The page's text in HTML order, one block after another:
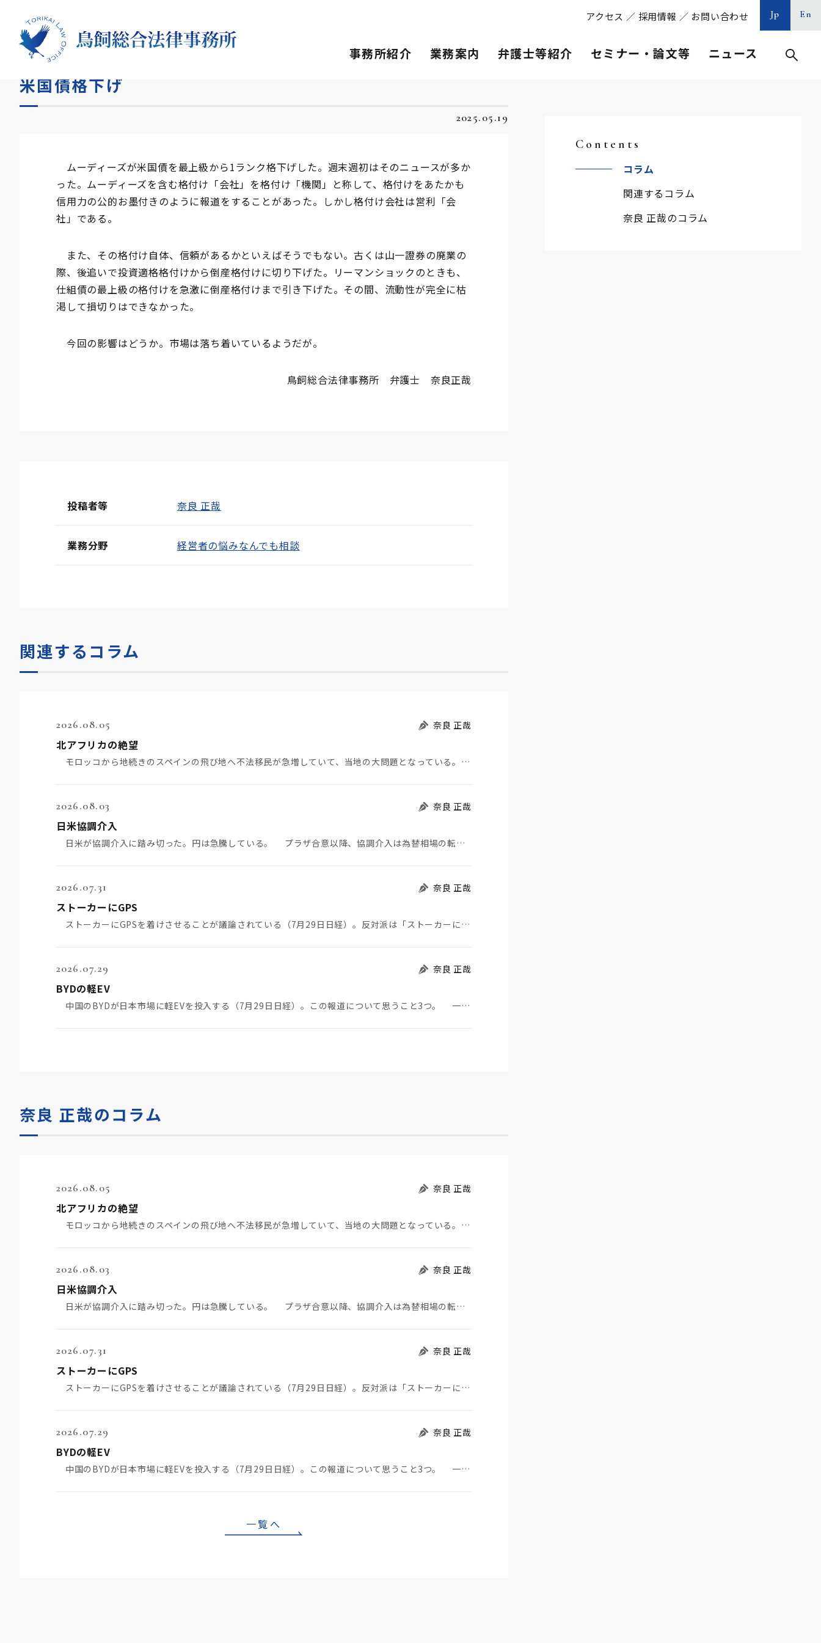
アクセス ／ 採用情報 ／ お問い合わせ Jp En
事務所紹介 業務案内 弁護士等紹介 セミナー・論文等 ニュース
HOME
米国債格下げ
2025.05.19
ムーディーズが米国債を最上級から1ランク格下げした。週末週初はそのニュースが多か
った。ムーディーズを含む格付け「会社」を格付け「機関」と称して、格付けをあたかも
信用力の公的お墨付きのように報道をすることがあった。しかし格付け会社は営利「会
社」である。
また、その格付け自体、信頼があるかといえばそうでもない。古くは山一證券の廃業の
際、後追いで投資適格格付けから倒産格付けに切り下げた。リーマンショックのときも、
仕組債の最上級の格付けを急激に倒産格付けまで引き下げた。その間、流動性が完全に枯
渇して損切りはできなかった。
今回の影響はどうか。市場は落ち着いているようだが。
鳥飼総合法律事務所 弁護士 奈良正哉
投稿者等 奈良 正哉
業務分野 経営者の悩みなんでも相談
関連するコラム
2026.08.05 奈良 正哉
北アフリカの絶望
モロッコから地続きのスペインの飛び地へ不法移民が急増していて、当地の大問題となっている。「海を泳い…
2026.08.03 奈良 正哉
日米協調介入
日米が協調介入に踏み切った。円は急騰している。 プラザ合意以降、協調介入は為替相場の転機になって…
2026.07.31 奈良 正哉
ストーカーにGPS
ストーカーにGPSを着けさせることが議論されている（7月29日日経）。反対派は「ストーカーにも人権…
2026.07.29 奈良 正哉
BYDの軽EV
中国のBYDが日本市場に軽EVを投入する（7月29日日経）。この報道について思うこと3つ。 一つ…
奈良 正哉のコラム
2026.08.05 奈良 正哉
北アフリカの絶望
モロッコから地続きのスペインの飛び地へ不法移民が急増していて、当地の大問題となっている。「海を泳い…
2026.08.03 奈良 正哉
日米協調介入
日米が協調介入に踏み切った。円は急騰している。 プラザ合意以降、協調介入は為替相場の転機になって…
2026.07.31 奈良 正哉
ストーカーにGPS
ストーカーにGPSを着けさせることが議論されている（7月29日日経）。反対派は「ストーカーにも人権…
2026.07.29 奈良 正哉
BYDの軽EV
中国のBYDが日本市場に軽EVを投入する（7月29日日経）。この報道について思うこと3つ。 一つ…
一覧へ
Contents
コラム
関連するコラム
奈良 正哉のコラム